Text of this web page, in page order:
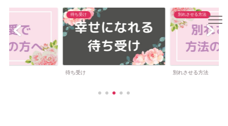
待ち受け
待ち受け
別れさせる方法
別れさせる方法